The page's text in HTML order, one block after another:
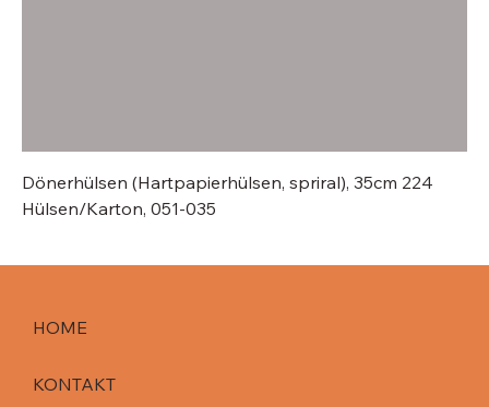
Dönerhülsen (Hartpapierhülsen, spriral), 35cm 224
Hülsen/Karton, 051-035
HOME
KONTAKT